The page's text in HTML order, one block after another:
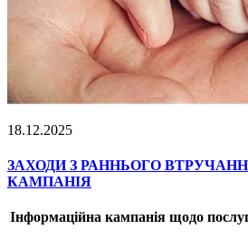
18.12.2025
ЗАХОДИ З РАННЬОГО
КАМПАНІЯ
Інформаційна кампанія щодо